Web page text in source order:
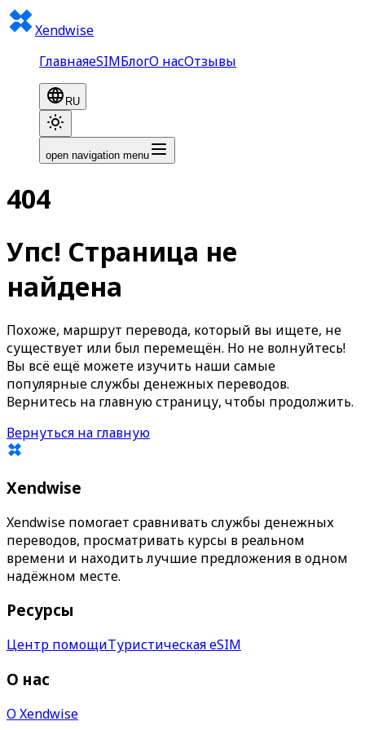
Xendwise
ГлавнаяeSIMБлогО насОтзывы
RU
open navigation menu
404
Упс! Страница не
найдена
Похоже, маршрут перевода, который вы ищете, не
существует или был перемещён. Но не волнуйтесь!
Вы всё ещё можете изучить наши самые
популярные службы денежных переводов.
Вернитесь на главную страницу, чтобы продолжить.
Вернуться на главную
Xendwise
Xendwise помогает сравнивать службы денежных
переводов, просматривать курсы в реальном
времени и находить лучшие предложения в одном
надёжном месте.
Ресурсы
Центр помощиТуристическая eSIM
О нас
О Xendwise